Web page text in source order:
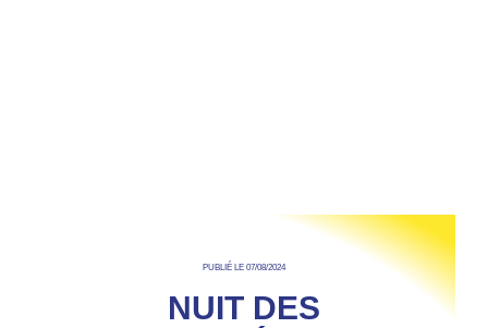
PUBLIÉ LE 07/08/2024
NUIT DES